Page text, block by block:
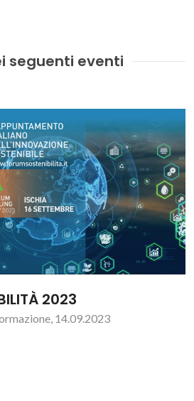
seguenti eventi
2023
14.09.2023